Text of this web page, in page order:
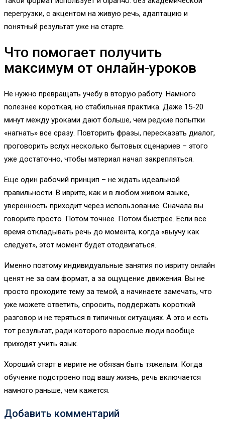
перегрузки, с акцентом на живую речь, адаптацию и
понятный результат уже на старте.
Что помогает получить
максимум от онлайн-уроков
Не нужно превращать учебу в вторую работу. Намного
полезнее короткая, но стабильная практика. Даже 15-20
минут между уроками дают больше, чем редкие попытки
«нагнать» все сразу. Повторить фразы, пересказать диалог,
проговорить вслух несколько бытовых сценариев – этого
уже достаточно, чтобы материал начал закрепляться.
Еще один рабочий принцип – не ждать идеальной
правильности. В иврите, как и в любом живом языке,
уверенность приходит через использование. Сначала вы
говорите просто. Потом точнее. Потом быстрее. Если все
время откладывать речь до момента, когда «выучу как
следует», этот момент будет отодвигаться.
Именно поэтому индивидуальные занятия по ивриту онлайн
ценят не за сам формат, а за ощущение движения. Вы не
просто проходите тему за темой, а начинаете замечать, что
уже можете ответить, спросить, поддержать короткий
разговор и не теряться в типичных ситуациях. А это и есть
тот результат, ради которого взрослые люди вообще
приходят учить язык.
Хороший старт в иврите не обязан быть тяжелым. Когда
обучение подстроено под вашу жизнь, речь включается
намного раньше, чем кажется.
Добавить комментарий